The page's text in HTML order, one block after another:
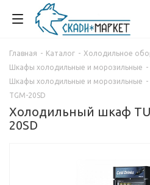
Главная - Каталог - Холодильное
Шкафы холодильные и морозильные -
Шкафы холодильные и морозильные -
TGM-20SD
Холодильный шкаф
20SD